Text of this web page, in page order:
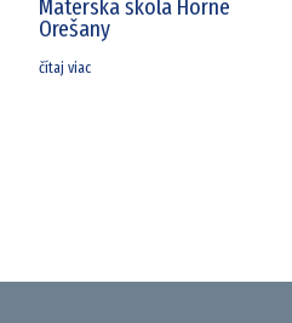
Materská škola Horné
Orešany
čítaj viac